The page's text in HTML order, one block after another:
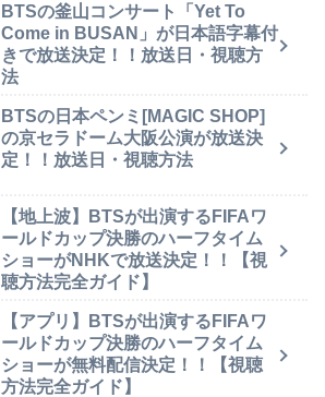
BTSの釜山コンサート「Yet To
Come in BUSAN」が日本語字幕付
きで放送決定！！放送日・視聴方
法
BTSの日本ペンミ[MAGIC SHOP]
の京セラドーム大阪公演が放送決
定！！放送日・視聴方法
【地上波】BTSが出演するFIFAワ
ールドカップ決勝のハーフタイム
ショーがNHKで放送決定！！【視
聴方法完全ガイド】
【アプリ】BTSが出演するFIFAワ
ールドカップ決勝のハーフタイム
ショーが無料配信決定！！【視聴
方法完全ガイド】